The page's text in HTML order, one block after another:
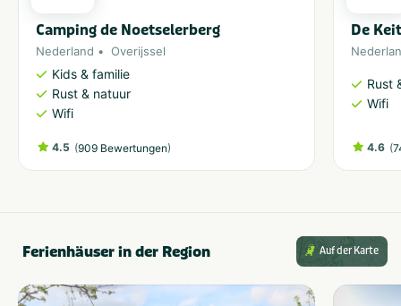
Camping de Noetselerberg
Nederland Overijssel
Kids & familie
Rust & natuur
Wifi
4.5 (909 Bewertungen)
De
Rust
Wifi
4.6 (
Ferienhäuser in der Region Auf der Karte